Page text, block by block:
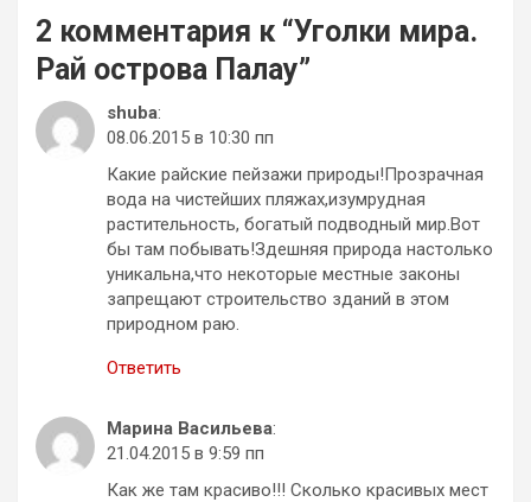
2 комментария к “Уголки мира.
Рай острова Палау”
shuba:
08.06.2015 в 10:30 пп
Какие райские пейзажи природы!Прозрачная
вода на чистейших пляжах,изумрудная
растительность, богатый подводный мир.Вот
бы там побывать!Здешняя природа настолько
уникальна,что некоторые местные законы
запрещают строительство зданий в этом
природном раю.
Ответить
Марина Васильева:
21.04.2015 в 9:59 пп
Как же там красиво!!! Сколько красивых мест